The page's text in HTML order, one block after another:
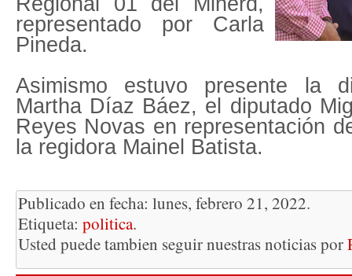
representado por Carla
Pineda.
Asimismo estuvo presente la
Martha Díaz Báez, el diputado
Reyes Novas en representación
la regidora Mainel Batista.
Publicado en fecha: lunes, febrero 21, 2022.
Etiqueta: politica.
Usted puede tambien seguir nuestras noticias por